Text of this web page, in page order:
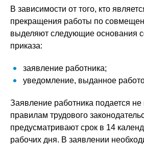
В зависимости от того, кто
прекращения работы по
выделяют следующие основания
приказа:
заявление работника;
уведомление, выданное
Заявление работника подается
правилам трудового
предусматривают срок в 14
рабочих дня. В заявлении